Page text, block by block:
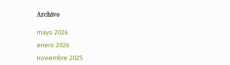
Archivo
mayo 2026
enero 2026
noviembre 2025